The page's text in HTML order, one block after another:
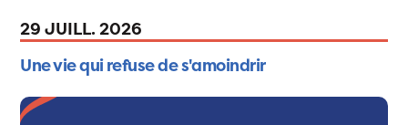
29 JUILL. 2026
Une vie qui refuse de s'amoindrir